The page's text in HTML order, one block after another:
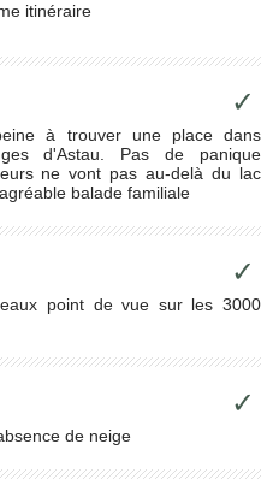
itinéraire
✓
à trouver une place dans
d'Astau. Pas de panique
ne vont pas au-delà du lac
balade familiale
✓
point de vue sur les 3000
✓
de neige